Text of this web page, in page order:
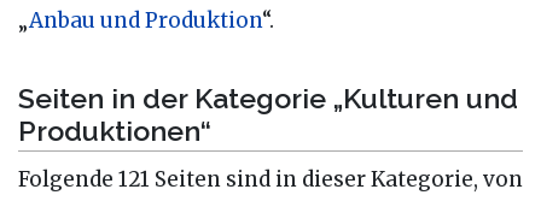
„Anbau und Produktion“.
Seiten in der Kategorie „Kulturen und
Produktionen“
Folgende 121 Seiten sind in dieser Kategorie, von